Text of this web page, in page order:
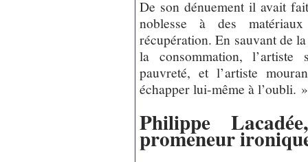
De son dénuement il avait
noblesse à des
récupération. En sauvant de
la consommation,
pauvreté, et l’artiste
échapper lui-même à l’oubli. »
Philippe
promeneur